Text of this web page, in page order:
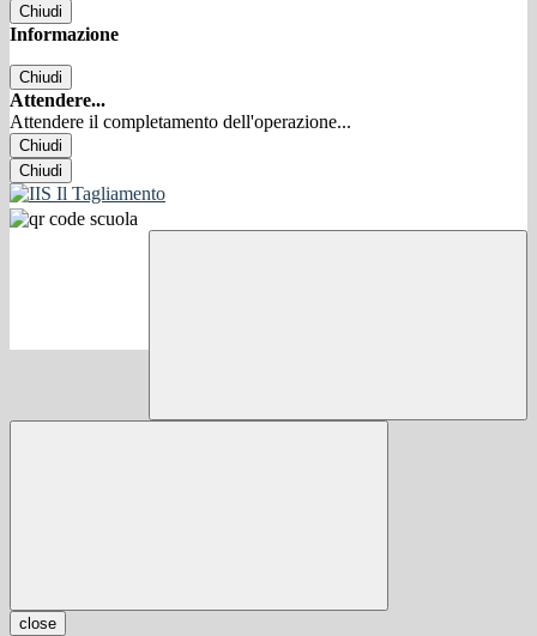
Chiudi
Informazione
Chiudi
Attendere...
Attendere il completamento dell'operazione...
Chiudi
Chiudi
close